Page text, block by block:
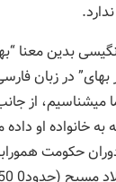
بدین معنا
در زبان
از
خانواده او داده
حکومت